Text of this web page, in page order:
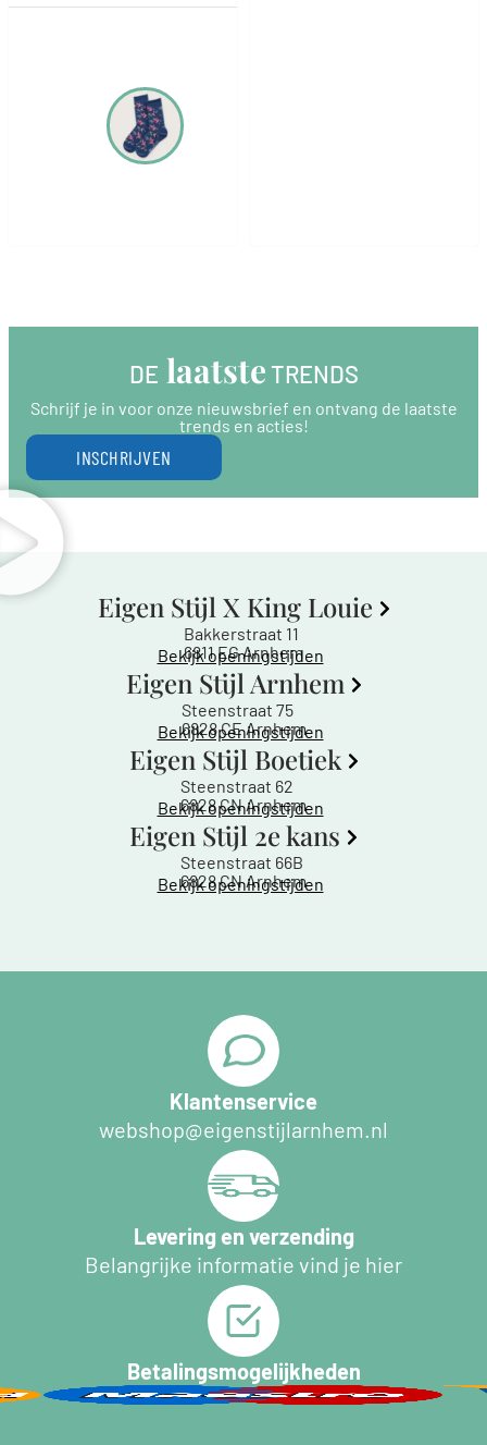
DE laatste TRENDS
Schrijf je in voor onze nieuwsbrief en ontvang de laatste
trends en acties!
INSCHRIJVEN
Eigen Stijl X King Louie
Bakkerstraat 11
6811 EG Arnhem
Bekijk openingstijden
Eigen Stijl Arnhem
Steenstraat 75
6828 CE Arnhem
Bekijk openingstijden
Eigen Stijl Boetiek
Steenstraat 62
6828 CN Arnhem
Bekijk openingstijden
Eigen Stijl 2e kans
Steenstraat 66B
6828 CN Arnhem
Bekijk openingstijden
Klantenservice
webshop@eigenstijlarnhem.nl
Levering en verzending
Belangrijke informatie vind je hier
Betalingsmogelijkheden